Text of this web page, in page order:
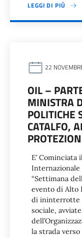
LEGGI DI PIÙ
22
OIL –
MINISTRA
POLITICHE
CATALFO,
E’ Cominciata
Internazionale
“Settimana
evento di Alto
di ininterrotte
sociale,
la strada